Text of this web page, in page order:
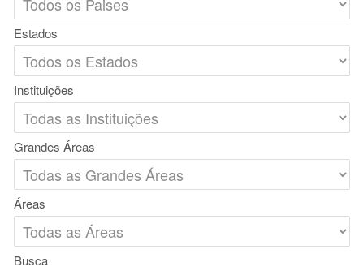
Estados
Instituições
Grandes Áreas
Áreas
Busca